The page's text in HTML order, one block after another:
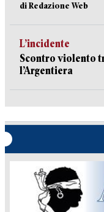
di Redazione Web
L’incidente
Scontro violento
l’Argentiera